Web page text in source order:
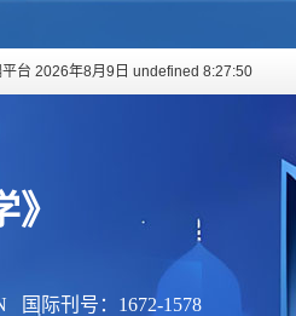
台 2026年8月9日 undefined 8:27:50
》
国际刊号：1672-1578